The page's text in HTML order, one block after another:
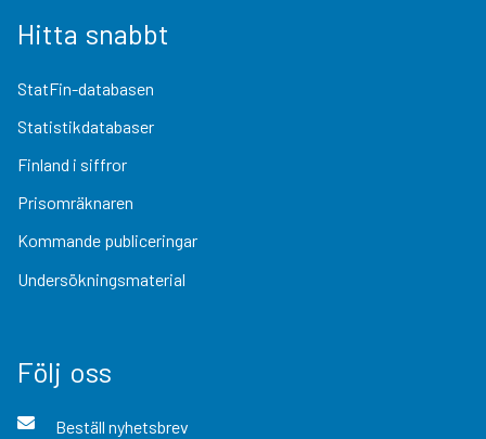
Hitta snabbt
StatFin-databasen
Statistikdatabaser
Finland i siffror
Prisomräknaren
Kommande publiceringar
Undersökningsmaterial
Följ oss
Beställ nyhetsbrev